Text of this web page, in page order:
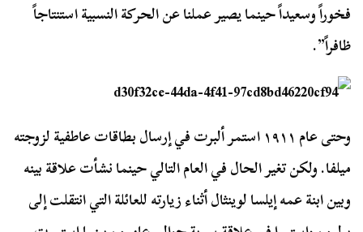
فخوراً وسعيداً حينما يصير عملنا عن الحركة النسبية استنتاجاً
ظافراً”.
وحتى عام ١٩١١ استمر ألبرت في إرسال بطاقات عاطفية لزوجته
ميلفا. ولكن تغير الحال في العام التالي حينما نشأت علاقة بينه
وبين ابنة عمه إيلسا لوينثال أثناء زيارته للعائلة التي انتقلت إلى